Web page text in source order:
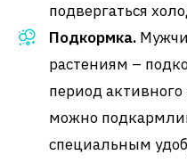
подвергаться
Подкормка.
растениям –
период активного
можно
специальным